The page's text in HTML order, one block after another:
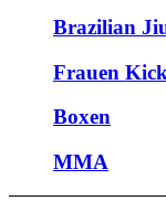
Brazilian
Frauen
Boxen
MMA